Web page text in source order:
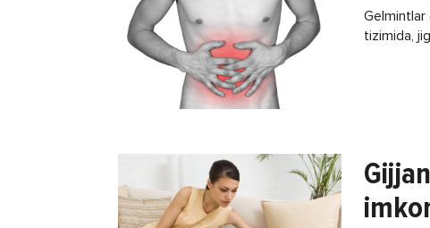
Gelmintlar
tizimida,